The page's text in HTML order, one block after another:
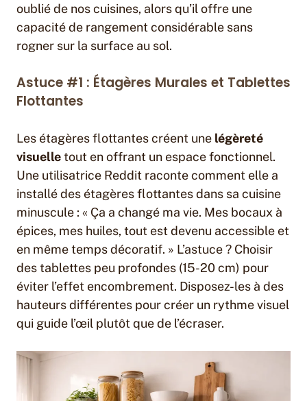
oublié de nos cuisines, alors qu’il offre une
capacité de rangement considérable sans
rogner sur la surface au sol.
Astuce #1 : Étagères Murales et Tablettes
Flottantes
Les étagères flottantes créent une légèreté
visuelletout en offrant un espace fonctionnel.
Une utilisatrice Reddit raconte comment elle a
installé des étagères flottantes dans sa cuisine
minuscule : « Ça a changé ma vie. Mes bocaux à
épices, mes huiles, tout est devenu accessible et
en même temps décoratif. » L’astuce ? Choisir
des tablettes peu profondes (15-20 cm) pour
éviter l’effet encombrement. Disposez-les à des
hauteurs différentes pour créer un rythme visuel
qui guide l’œil plutôt que de l’écraser.